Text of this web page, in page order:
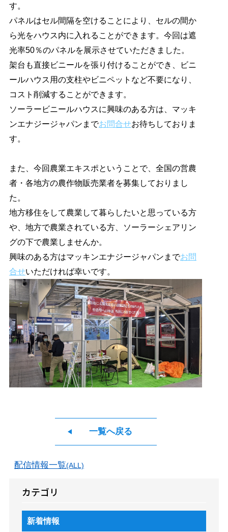
す。
パネルはセル間隔を空けることにより、セルの間か
ら光をハウス内に入れることができます。今回は遮
光率50％のパネルを展示させていただきました。
架台も直接ビニールを張り付けることができ、ビニ
ールハウス用の支柱やビニペットなど不要になり、
コスト削減することができます。
ソーラービニールハウスに興味のある方は、マッキ
ンエナジージャパンまでお問合せお待ちしておりま
す。
また、今回農業エキスポということで、全国の営農
者・各地方の農作物販売業者を募集しておりまし
た。
地方移住をして農業して暮らしたいと思っている方
や、地方で農業されている方、ソーラーシェアリン
グの下で農業しませんか。
興味のある方はマッキンエナジージャパンまでお問
合せいただければ幸いです。
一覧へ戻る
配信情報一覧(ALL)
カテゴリ
新着情報